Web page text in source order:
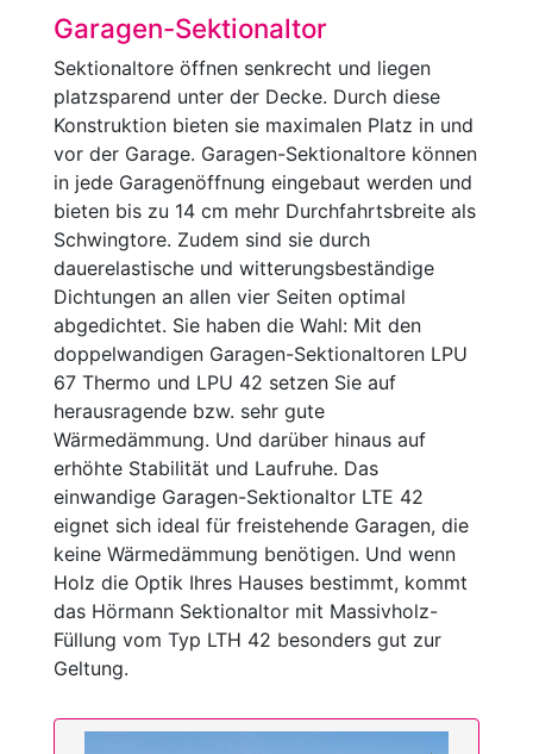
Garagen-Sektionaltor
Sektionaltore öffnen senkrecht und liegen
platzsparend unter der Decke. Durch diese
Konstruktion bieten sie maximalen Platz in und
vor der Garage. Garagen-Sektionaltore können
in jede Garagenöffnung eingebaut werden und
bieten bis zu 14 cm mehr Durchfahrtsbreite als
Schwingtore. Zudem sind sie durch
dauerelastische und witterungsbeständige
Dichtungen an allen vier Seiten optimal
abgedichtet. Sie haben die Wahl: Mit den
doppelwandigen Garagen-Sektionaltoren LPU
67 Thermo und LPU 42 setzen Sie auf
herausragende bzw. sehr gute
Wärmedämmung. Und darüber hinaus auf
erhöhte Stabilität und Laufruhe. Das
einwandige Garagen-Sektionaltor LTE 42
eignet sich ideal für freistehende Garagen, die
keine Wärmedämmung benötigen. Und wenn
Holz die Optik Ihres Hauses bestimmt, kommt
das Hörmann Sektionaltor mit Massivholz-
Füllung vom Typ LTH 42 besonders gut zur
Geltung.